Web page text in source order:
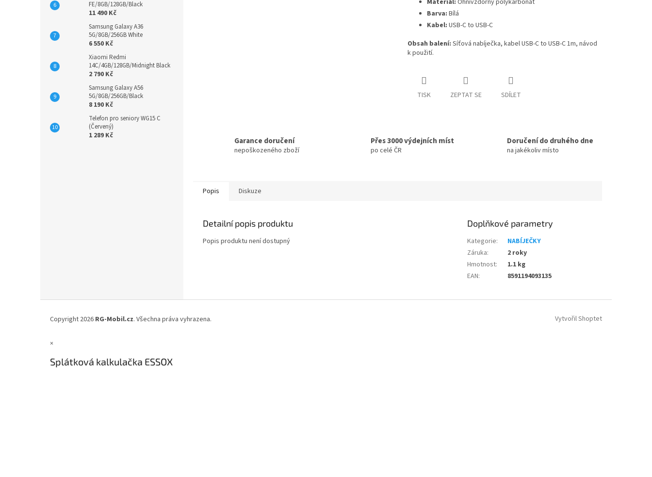
FE/8GB/128GB/Black
11 490 Kč
Samsung Galaxy A36
5G/8GB/256GB White
6 550 Kč
Xiaomi Redmi
14C/4GB/128GB/Midnight Black
2 790 Kč
Samsung Galaxy A56
5G/8GB/256GB/Black
8 190 Kč
Telefon pro seniory WG15 C
(Červený)
1 289 Kč
Materiál: Ohnivzdorný polykarbonát
Barva: Bílá
Kabel: USB-C to USB-C
Obsah balení: Síťová nabíječka, kabel USB-C to USB-C 1m, návod
k použití.
TISK ZEPTAT SE SDÍLET
Garance doručení
nepoškozeného zboží
Přes 3000 výdejních míst
po celé ČR
Doručení do druhého dne
na jakékoliv místo
Popis Diskuze
Detailní popis produktu
Popis produktu není dostupný
Doplňkové parametry
Kategorie:
NABÍJEČKY
Záruka:
2 roky
Hmotnost:
1.1 kg
EAN: 8591194093135
Vytvořil Shoptet
Copyright 2026 RG-Mobil.cz. Všechna práva vyhrazena.
×
Splátková kalkulačka ESSOX